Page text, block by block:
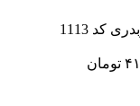
کد 1113
تومان